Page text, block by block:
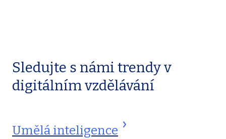
Sledujte s námi trendy v
digitálním vzdělávání
Umělá inteligence